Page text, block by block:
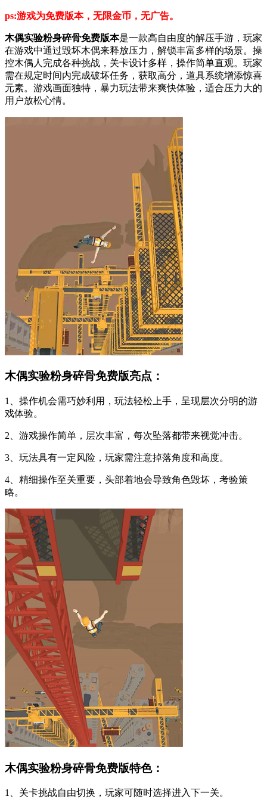
ps:游戏为免费版本，无限金币，无广告。
木偶实验粉身碎骨免费版本是一款高自由度的解压手游，玩家
在游戏中通过毁坏木偶来释放压力，解锁丰富多样的场景。操
控木偶人完成各种挑战，关卡设计多样，操作简单直观。玩家
需在规定时间内完成破坏任务，获取高分，道具系统增添惊喜
元素。游戏画面独特，暴力玩法带来爽快体验，适合压力大的
用户放松心情。
木偶实验粉身碎骨免费版亮点：
1、操作机会需巧妙利用，玩法轻松上手，呈现层次分明的游
戏体验。
2、游戏操作简单，层次丰富，每次坠落都带来视觉冲击。
3、玩法具有一定风险，玩家需注意掉落角度和高度。
4、精细操作至关重要，头部着地会导致角色毁坏，考验策
略。
木偶实验粉身碎骨免费版特色：
1、关卡挑战自由切换，玩家可随时选择进入下一关。